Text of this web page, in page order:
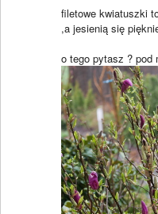
filetowe kwiatuszki
,a jesienią się
o tego pytasz ? pod